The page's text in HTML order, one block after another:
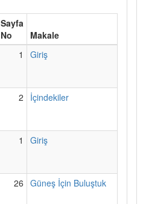
Sayfa
No
Makale
1 Giriş
2 İçindekiler
1 Giriş
26 Güneş İçin Buluştuk